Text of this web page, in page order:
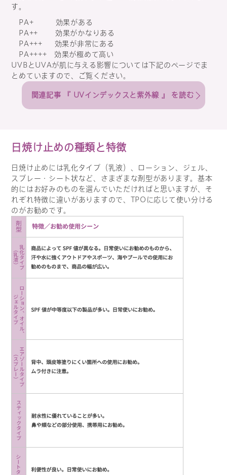
す。
PA+ 効果がある
PA++ 効果がかなりある
PA+++ 効果が非常にある
PA++++ 効果が極めて高い
UVBとUVAが肌に与える影響については下記のページでま
とめていますので、ご覧ください。
関連記事 『 UVインデックスと紫外線 』 を読む
日焼け止めの種類と特徴
日焼け止めには乳化タイプ（乳液）、ローション、ジェル、
スプレー・シート状など、さまざまな剤型があります。基本
的にはお好みのものを選んでいただければと思いますが、そ
れぞれ特徴に違いがありますので、TPOに応じて使い分ける
のがお勧めです。